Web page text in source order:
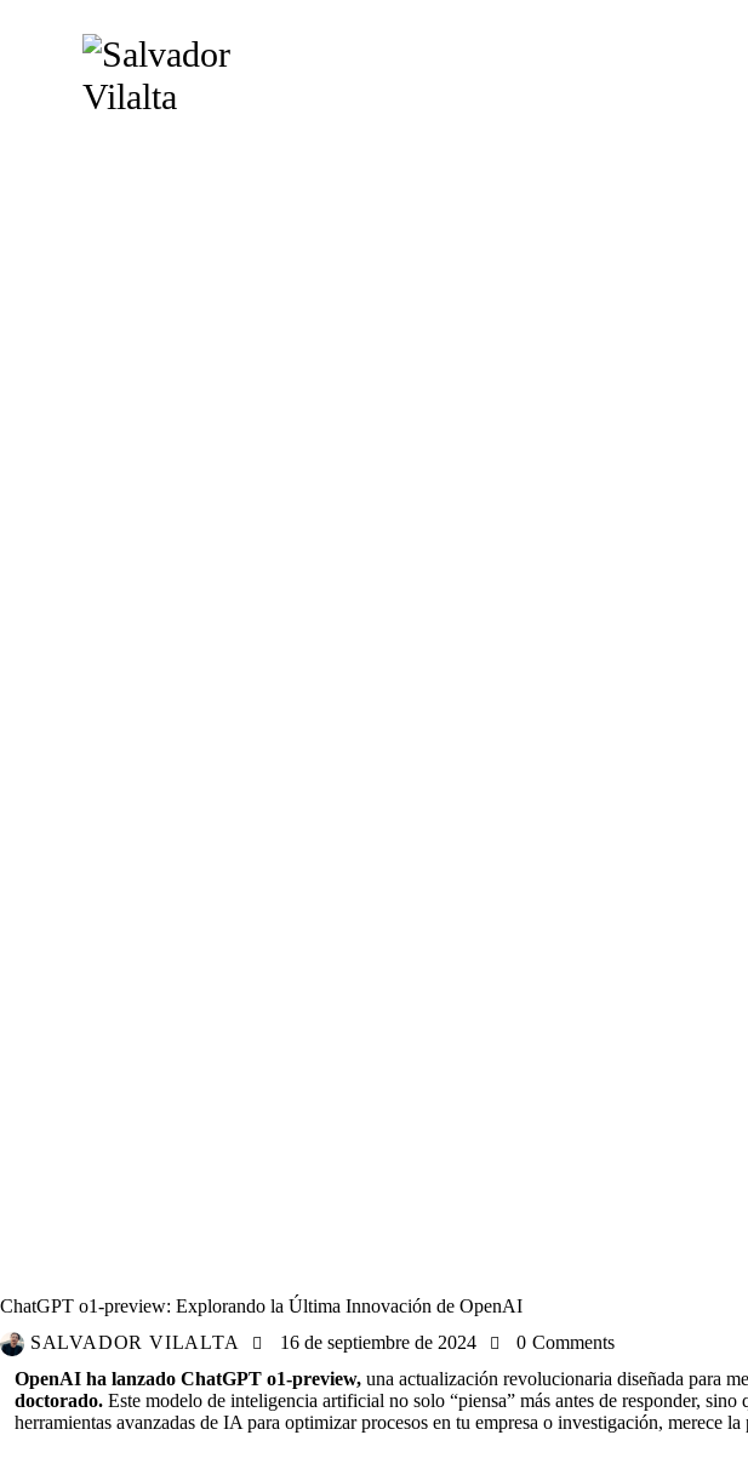
ChatGPT o1-preview: Explorando la Última Innovación de OpenAI
SALVADOR VILALTA
16 de septiembre de 2024 0 Comments
OpenAI ha lanzado ChatGPT o1-preview, una actualización revolucionaria diseñada para
doctorado. Este modelo de inteligencia artificial no solo “piensa” más antes de responder,
herramientas avanzadas de IA para optimizar procesos en tu empresa o investigación, merece